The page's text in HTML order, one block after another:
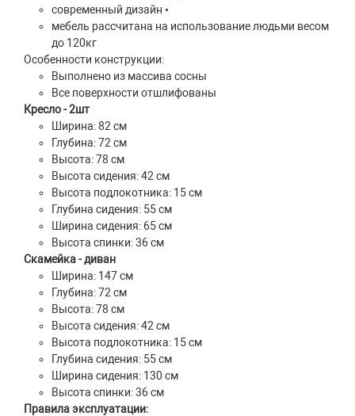
современный дизайн •
мебель рассчитана на использование людьми весом
до 120кг
Особенности конструкции:
Выполнено из массива сосны
Все поверхности отшлифованы
Кресло - 2шт
Ширина: 82 см
Глубина: 72 см
Высота: 78 см
Высота сидения: 42 см
Высота подлокотника: 15 см
Глубина сидения: 55 см
Ширина сидения: 65 см
Высота спинки: 36 см
Скамейка - диван
Ширина: 147 см
Глубина: 72 см
Высота: 78 см
Высота сидения: 42 см
Высота подлокотника: 15 см
Глубина сидения: 55 см
Ширина сидения: 130 см
Высота спинки: 36 см
Правила эксплуатации: